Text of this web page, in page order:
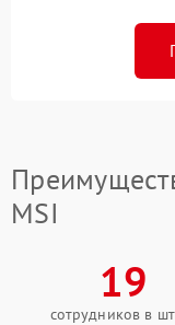
MSI
19
сотрудников в